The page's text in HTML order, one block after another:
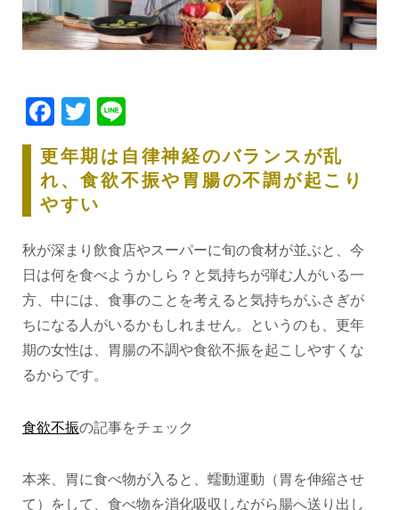
Facebook
Twitter
更年期は自律神経のバランスが乱
れ、食欲不振や胃腸の不調が起こり
やすい
秋が深まり飲食店やスーパーに旬の食材が並ぶと、今
日は何を食べようかしら？と気持ちが弾む人がいる一
方、中には、食事のことを考えると気持ちがふさぎが
ちになる人がいるかもしれません。というのも、更年
期の女性は、胃腸の不調や食欲不振を起こしやすくな
るからです。
食欲不振の記事をチェック
本来、胃に食べ物が入ると、蠕動運動（胃を伸縮させ
て）をして、食べ物を消化吸収しながら腸へ送り出し